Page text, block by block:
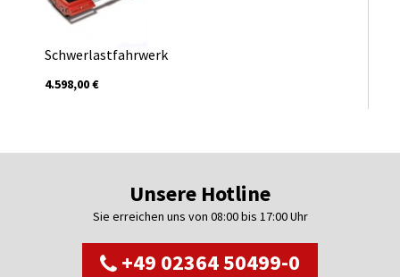
Schwerlastfahrwerk
4.598,00 €
Unsere Hotline
Sie erreichen uns von 08:00 bis 17:00 Uhr
+49 02364 50499-0